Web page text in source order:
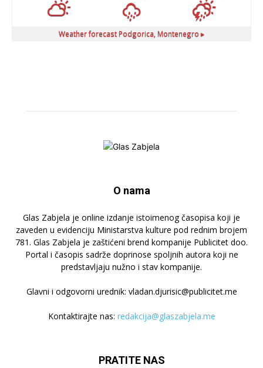
Weather forecast Podgorica, Montenegro ▸
O nama
Glas Zabjela je online izdanje istoimenog časopisa koji je
zaveden u evidenciju Ministarstva kulture pod rednim brojem
781. Glas Zabjela je zaštićeni brend kompanije Publicitet doo.
Portal i časopis sadrže doprinose spoljnih autora koji ne
predstavljaju nužno i stav kompanije.
Glavni i odgovorni urednik: vladan.djurisic@publicitet.me
Kontaktirajte nas: redakcija@glaszabjela.me
PRATITE NAS